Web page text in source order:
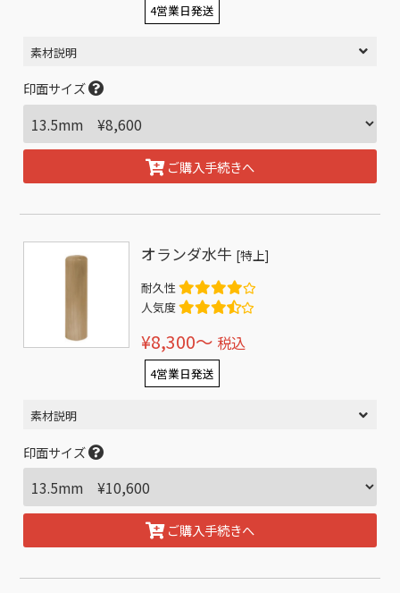
4営業日発送
素材説明
印面サイズ
ご購入手続きへ
オランダ水牛 [特上]
耐久性
人気度
¥8,300〜 税込
4営業日発送
素材説明
印面サイズ
ご購入手続きへ